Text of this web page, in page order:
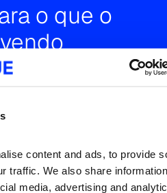
content and ads, to provide
traffic. We also share
media, advertising and
o que o
para uma